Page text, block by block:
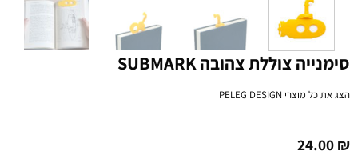
סימנייה צוללת צהובה SUBMARK
הצג את כל מוצריPELEG DESIGN
24.00₪